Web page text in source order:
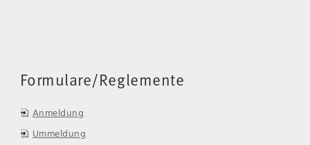
Formulare/Reglemente
Anmeldung
Ummeldung